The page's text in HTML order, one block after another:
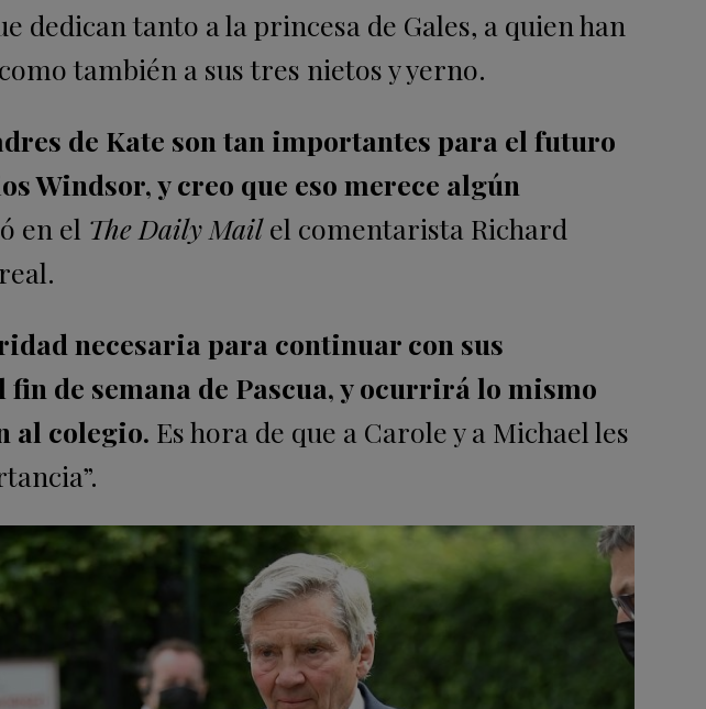
dedican tanto a la princesa de Gales, a quien han
también a sus tres nietos y yerno.
de Kate son tan importantes para el futuro
Windsor, y creo que eso merece algún
en el The Daily Mailel comentarista Richard
necesaria para continuar con sus
de semana de Pascua, y ocurrirá lo mismo
al colegio. Es hora de que a Carole y a Michael les